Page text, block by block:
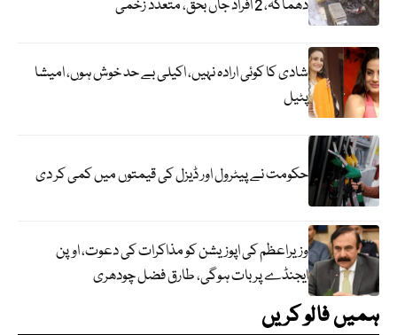
دھماکہ، 2 افراد جاں بحق، متعدد زخمی
شادی کا کوئی ارادہ نہیں، اکیلی بے حد خوش ہوں، امیشا
پٹیل
حکومت نے پیٹرول اور ڈیزل کی قیمتوں میں کمی کر دی
وزیراعظم کی اپوزیشن کو مذاکرات کی دعوت، اوپن
ایجنڈے پر بات ہوگی، طارق فضل چودھری
ہمیں فالو کریں